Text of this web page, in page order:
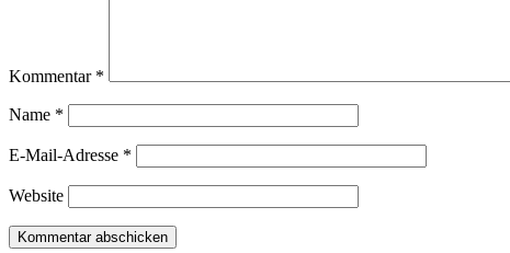
Kommentar *
Name *
E-Mail-Adresse *
Website